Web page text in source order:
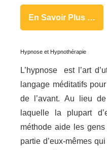
En Savoir Plus …
Hypnose et Hypnothérapie
L’hypnose est l’art
langage méditatifs
de l’avant. Au lieu
laquelle la plupart
méthode aide les
partie d’eux-mêmes